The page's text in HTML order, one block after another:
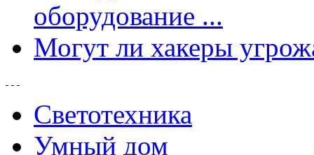
оборудование ...
Могут ли хакеры
Светотехника
Умный дом